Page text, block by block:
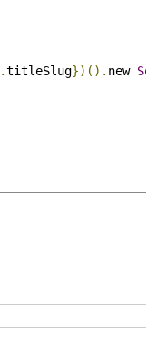
.titleSlug})(). new